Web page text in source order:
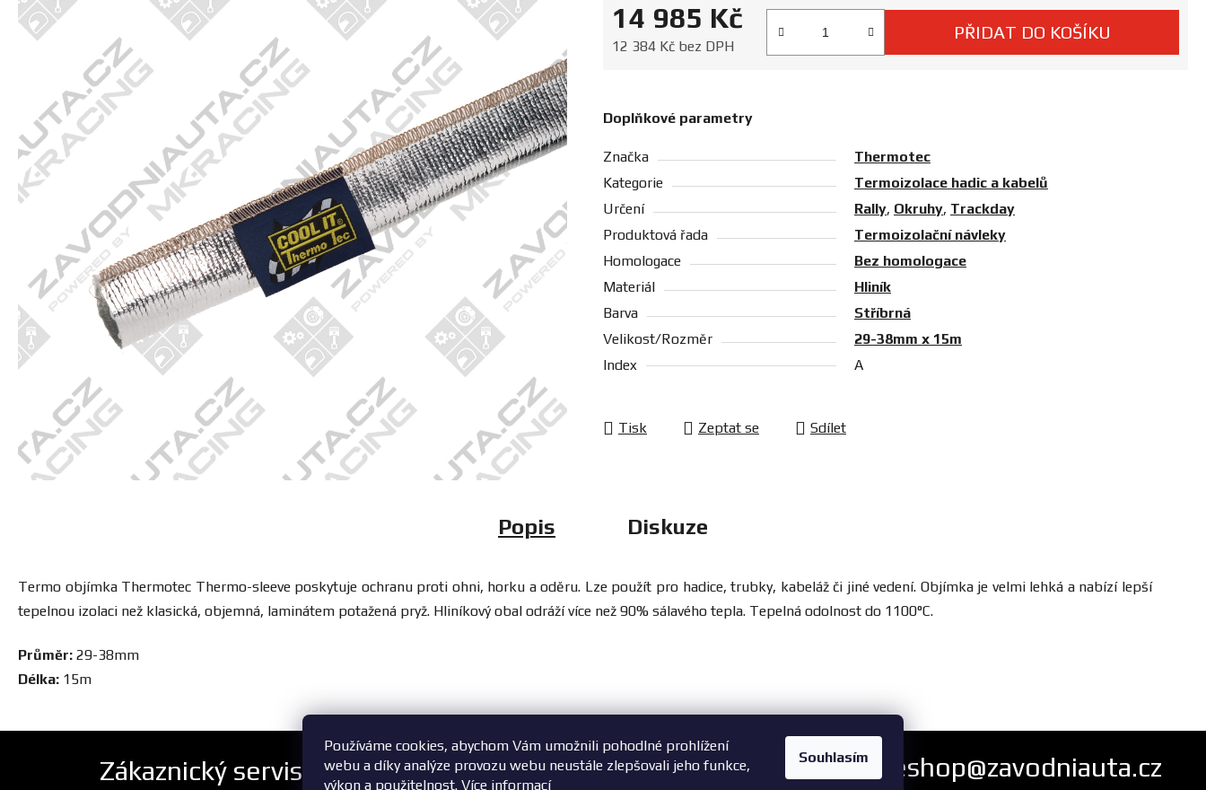
Používáme cookies, abychom Vám umožnili pohodlné prohlížení
webu a díky analýze provozu webu neustále zlepšovali jeho funkce,
výkon a použitelnost. Více informací
Souhlasím
14 985 Kč
12 384 Kč bez DPH
PŘIDAT DO KOŠÍKU
Doplňkové parametry
Značka
Thermotec
Kategorie
Termoizolace hadic a kabelů
Určení
Rally, Okruhy, Trackday
Produktová řada
Termoizolační návleky
Homologace
Bez homologace
Materiál
Hliník
Barva
Stříbrná
Velikost/Rozměr
29-38mm x 15m
Index
A
Tisk Zeptat se Sdílet
Popis Diskuze
Termo objímka Thermotec Thermo-sleeve poskytuje ochranu proti ohni, horku a oděru. Lze použít pro hadice, trubky, kabeláž či jiné vedení. Objímka je velmi lehká a nabízí lepší
tepelnou izolaci než klasická, objemná, laminátem potažená pryž. Hliníkový obal odráží více než 90% sálavého tepla. Tepelná odolnost do 1100°C.
Průměr: 29-38mm
Délka: 15m
Zákaznický servis +420 603 785 748 eshop@zavodniauta.cz